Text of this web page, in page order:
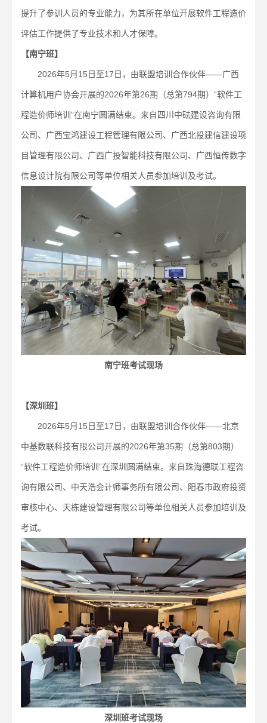
提升了参训人员的专业能力，为其所在单位开展软件工程造价
评估工作提供了专业技术和人才保障。
【南宁班】
2026年5月15日至17日，由联盟培训合作伙伴——广西
计算机用户协会开展的2026年第26期（总第794期）“软件工
程造价师培训”在南宁圆满结束。来自四川中砝建设咨询有限
公司、广西宝鸿建设工程管理有限公司、广西北投建信建设项
目管理有限公司、广西广投智能科技有限公司、广西恒传数字
信息设计院有限公司等单位相关人员参加培训及考试。
南宁班考试现场
【深圳班】
2026年5月15日至17日，由联盟培训合作伙伴——北京
中基数联科技有限公司开展的2026年第35期（总第803期）
“软件工程造价师培训”在深圳圆满结束。来自珠海德联工程咨
询有限公司、中天浩会计师事务所有限公司、阳春市政府投资
审核中心、天栋建设管理有限公司等单位相关人员参加培训及
考试。
深圳班考试现场